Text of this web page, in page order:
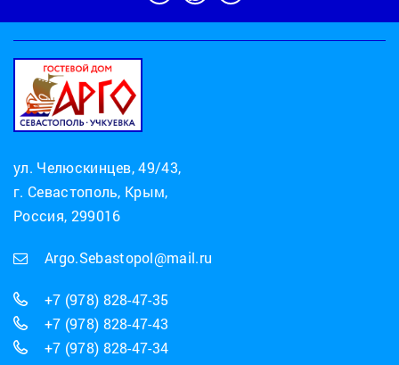
ул. Челюскинцев, 49/43,
г. Севастополь, Крым,
Россия, 299016
Argo.Sebastopol@mail.ru
+7 (978) 828-47-35
+7 (978) 828-47-43
+7 (978) 828-47-34